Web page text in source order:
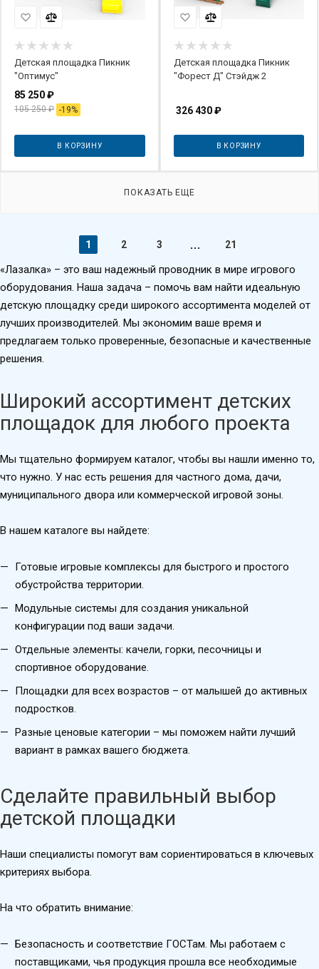
Детская площадка Пикник
"Оптимус"
85 250₽
105 250₽ -19%
В КОРЗИНУ
Детская площадка Пикник
"Форест Д" Стэйдж 2
326 430₽
В КОРЗИНУ
ПОКАЗАТЬ ЕЩЕ
1 2 3 21
«Лазалка» – это ваш надежный проводник в мире игрового
оборудования. Наша задача – помочь вам найти идеальную
детскую площадку среди широкого ассортимента моделей от
лучших производителей. Мы экономим ваше время и
предлагаем только проверенные, безопасные и качественные
решения.
Широкий ассортимент детских
площадок для любого проекта
Мы тщательно формируем каталог, чтобы вы нашли именно то,
что нужно. У нас есть решения для частного дома, дачи,
муниципального двора или коммерческой игровой зоны.
В нашем каталоге вы найдете:
Готовые игровые комплексы для быстрого и простого
обустройства территории.
Модульные системы для создания уникальной
конфигурации под ваши задачи.
Отдельные элементы: качели, горки, песочницы и
спортивное оборудование.
Площадки для всех возрастов – от малышей до активных
подростков.
Разные ценовые категории – мы поможем найти лучший
вариант в рамках вашего бюджета.
Сделайте правильный выбор
детской площадки
Наши специалисты помогут вам сориентироваться в ключевых
критериях выбора.
На что обратить внимание:
Безопасность и соответствие ГОСТам. Мы работаем с
поставщиками, чья продукция прошла все необходимые